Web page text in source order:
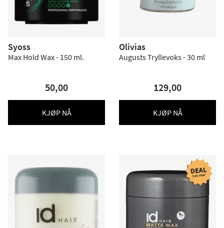
Syoss
Max Hold Wax - 150 ml.
50,00
KJØP NÅ
Olivias
Augusts Tryllevoks - 30 ml
129,00
KJØP NÅ